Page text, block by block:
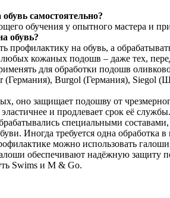
самостоятельно?
обучения у опытного мастера и
обувь?
профилактику на обувь, а
любых кожаных подошв – даже тех,
для обработки подошв
Burgol (Германия), Siegol
оно защищает подошву от
и продлевает срок её
специальными
Иногда требуется одна
можно использовать
обеспечивают надёжную защиту
Swims и M & Go.